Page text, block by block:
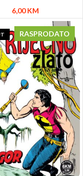
6,00KM
RASPRODATO